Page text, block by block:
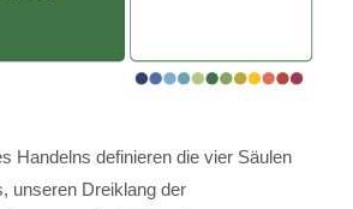
Handelns definieren die vier Säulen
unseren Dreiklang der